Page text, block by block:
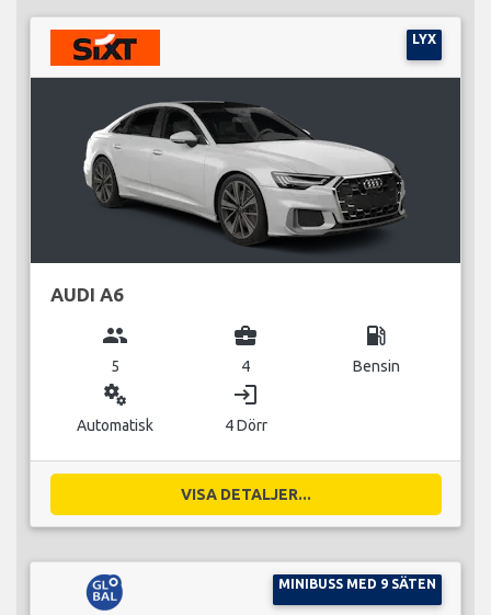
LYX
AUDI A6
group
5
business_center
4
local_gas_station
Bensin
miscellaneous_services
Automatisk
login
4 Dörr
VISA DETALJER...
MINIBUSS MED 9 SÄTEN